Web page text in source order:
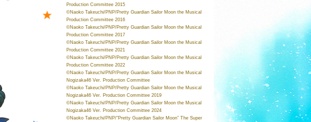
Production Committee 2015
©Naoko Takeuchi/PNP/Pretty Guardian Sailor Moon the Musical
Production Committee 2016
©Naoko Takeuchi/PNP/Pretty Guardian Sailor Moon the Musical
Production Committee 2017
©Naoko Takeuchi/PNP/Pretty Guardian Sailor Moon the Musical
Production Committee 2021
©Naoko Takeuchi/PNP/Pretty Guardian Sailor Moon the Musical
Production Committee 2022
©Naoko Takeuchi/PNP/Pretty Guardian Sailor Moon the Musical
Nogizaka46 Ver. Production Committee
©Naoko Takeuchi/PNP/Pretty Guardian Sailor Moon the Musical
Nogizaka46 Ver. Production Committee 2019
©Naoko Takeuchi/PNP/Pretty Guardian Sailor Moon the Musical
Nogizaka46 Ver. Production Committee 2024
©Naoko Takeuchi/PNP/“Pretty Guardian Sailor Moon” The Super